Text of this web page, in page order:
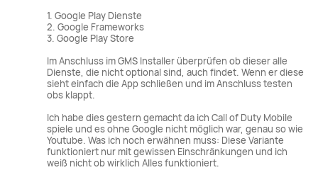
1. Google Play Dienste
2. Google Frameworks
3. Google Play Store
Im Anschluss im GMS Installer überprüfen ob dieser alle
Dienste, die nicht optional sind, auch findet. Wenn er diese
sieht einfach die App schließen und im Anschluss testen
obs klappt.
Ich habe dies gestern gemacht da ich Call of Duty Mobile
spiele und es ohne Google nicht möglich war, genau so wie
Youtube. Was ich noch erwähnen muss: Diese Variante
funktioniert nur mit gewissen Einschränkungen und ich
weiß nicht ob wirklich Alles funktioniert.